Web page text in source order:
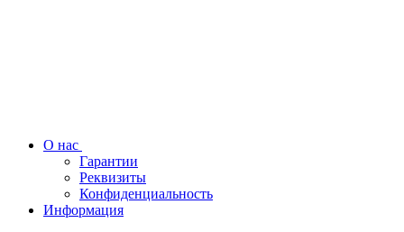
О нас
Гарантии
Реквизиты
Конфиденциальность
Информация